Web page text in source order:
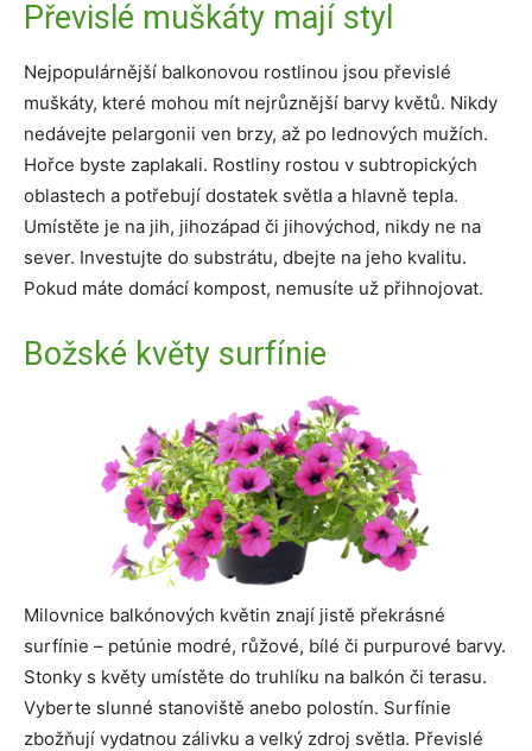
Převislé muškáty mají styl
Nejpopulárnější balkonovou rostlinou jsou převislé
muškáty, které mohou mít nejrůznější barvy květů. Nikdy
nedávejte pelargonii ven brzy, až po lednových mužích.
Hořce byste zaplakali. Rostliny rostou v subtropických
oblastech a potřebují dostatek světla a hlavně tepla.
Umístěte je na jih, jihozápad či jihovýchod, nikdy ne na
sever. Investujte do substrátu, dbejte na jeho kvalitu.
Pokud máte domácí kompost, nemusíte už přihnojovat.
Božské květy surfínie
Milovnice balkónových květin znají jistě překrásné
surfínie – petúnie modré, růžové, bílé či purpurové barvy.
Stonky s květy umístěte do truhlíku na balkón či terasu.
Vyberte slunné stanoviště anebo polostín. Surfínie
zbožňují vydatnou zálivku a velký zdroj světla. Převislé